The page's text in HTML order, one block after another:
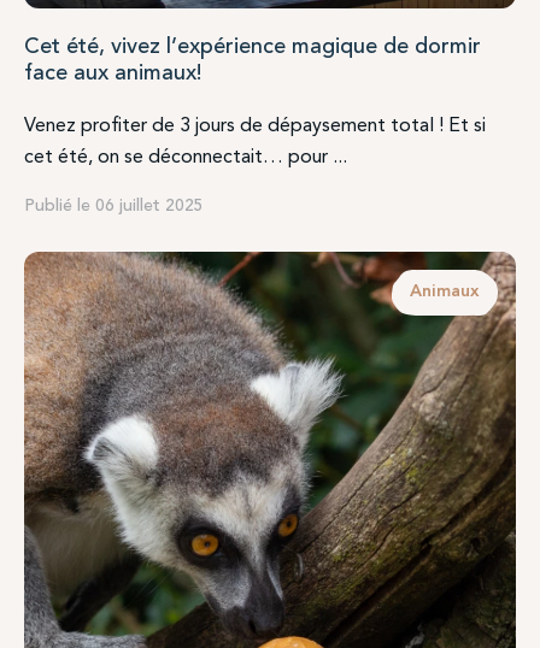
Cet été, vivez l’expérience magique de dormir
face aux animaux!
Venez profiter de 3 jours de dépaysement total ! Et si
cet été, on se déconnectait… pour ...
Publié le 06 juillet 2025
Animaux